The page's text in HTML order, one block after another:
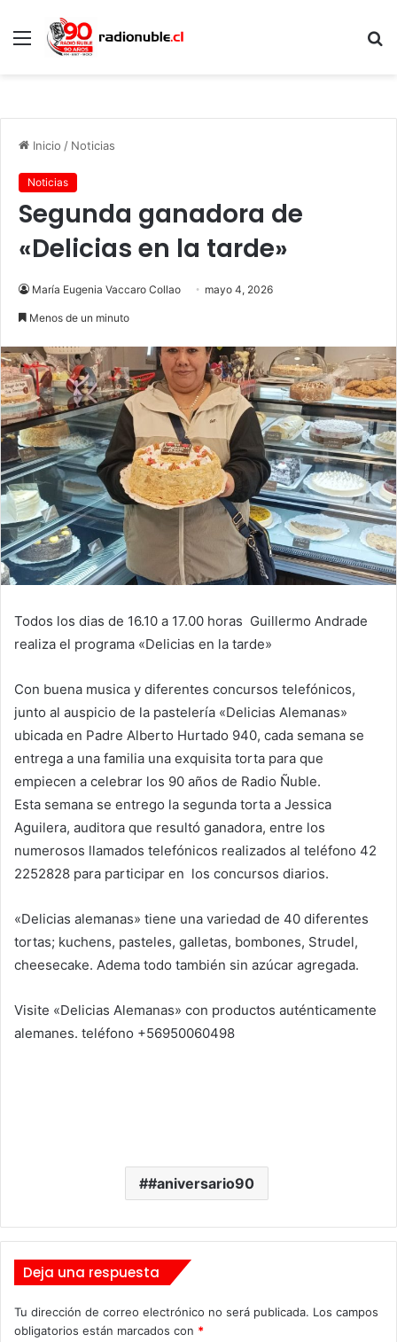
Menú
Inicio / Noticias
Noticias
Segunda ganadora de
«Delicias en la tarde»
María Eugenia Vaccaro Collao mayo 4, 2026
Menos de un minuto
Todos los dias de 16.10 a 17.00 horas Guillermo Andrade
realiza el programa «Delicias en la tarde»
Con buena musica y diferentes concursos telefónicos,
junto al auspicio de la pastelería «Delicias Alemanas»
ubicada en Padre Alberto Hurtado 940, cada semana se
entrega a una familia una exquisita torta para que
empiecen a celebrar los 90 años de Radio Ñuble.
Esta semana se entrego la segunda torta a Jessica
Aguilera, auditora que resultó ganadora, entre los
numerosos llamados telefónicos realizados al teléfono 42
2252828 para participar en los concursos diarios.
«Delicias alemanas» tiene una variedad de 40 diferentes
tortas; kuchens, pasteles, galletas, bombones, Strudel,
cheesecake. Adema todo también sin azúcar agregada.
Visite «Delicias Alemanas» con productos auténticamente
alemanes. teléfono +56950060498
#aniversario90
Deja una respuesta
Tu dirección de correo electrónico no será publicada. Los campos
obligatorios están marcados con *